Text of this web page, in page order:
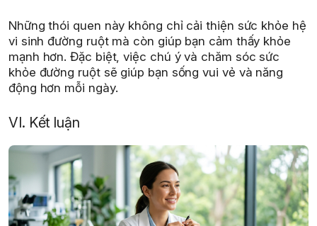
Những thói quen này không chỉ cải thiện sức khỏe hệ
vi sinh đường ruột mà còn giúp bạn cảm thấy khỏe
mạnh hơn. Đặc biệt, việc chú ý và chăm sóc sức
khỏe đường ruột sẽ giúp bạn sống vui vẻ và năng
động hơn mỗi ngày.
VI. Kết luận